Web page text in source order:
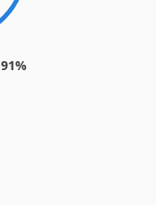
91%